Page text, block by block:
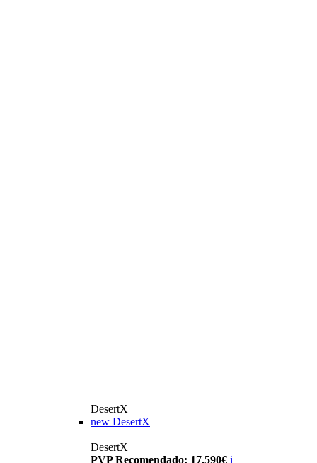
DesertX
new DesertX
DesertX
PVP Recomendado: 17.590€ i